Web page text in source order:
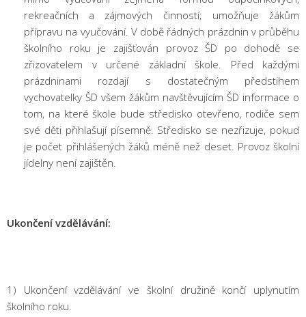
rekreačních a zájmových činností; umožňuje žákům
přípravu na vyučování. V době řádných prázdnin v průběhu
školního roku je zajišťován provoz ŠD po dohodě se
zřizovatelem v určené základní škole. Před každými
prázdninami rozdají s dostatečným předstihem
vychovatelky ŠD všem žákům navštěvujícím ŠD informace o
tom, na které škole bude středisko otevřeno, rodiče sem
své děti přihlašují písemně. Středisko se nezřizuje, pokud
je počet přihlášených žáků méně než deset. Provoz školní
jídelny není zajištěn.
Ukončení vzdělávání:
1) Ukončení vzdělávání ve školní družině končí uplynutím
školního roku.